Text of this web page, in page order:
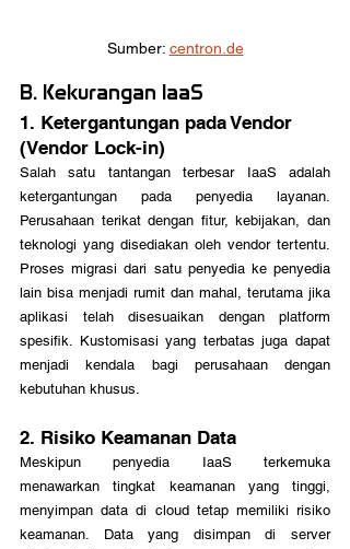
Sumber: centron.de
B. Kekurangan IaaS
1. Ketergantungan pada Vendor
(Vendor Lock-in)
Salah satu tantangan terbesar IaaS adalah
ketergantungan pada penyedia layanan.
Perusahaan terikat dengan fitur, kebijakan, dan
teknologi yang disediakan oleh vendor tertentu.
Proses migrasi dari satu penyedia ke penyedia
lain bisa menjadi rumit dan mahal, terutama jika
aplikasi telah disesuaikan dengan platform
spesifik. Kustomisasi yang terbatas juga dapat
menjadi kendala bagi perusahaan dengan
kebutuhan khusus.
2. Risiko Keamanan Data
Meskipun penyedia IaaS terkemuka
menawarkan tingkat keamanan yang tinggi,
menyimpan data di cloud tetap memiliki risiko
keamanan. Data yang disimpan di server